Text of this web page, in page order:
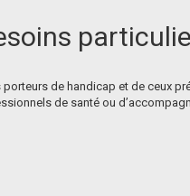
de handicap et de ceux
de santé ou